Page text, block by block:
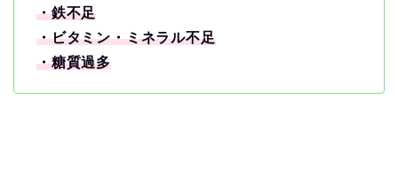
・鉄不足
・ビタミン・ミネラル不足
・糖質過多